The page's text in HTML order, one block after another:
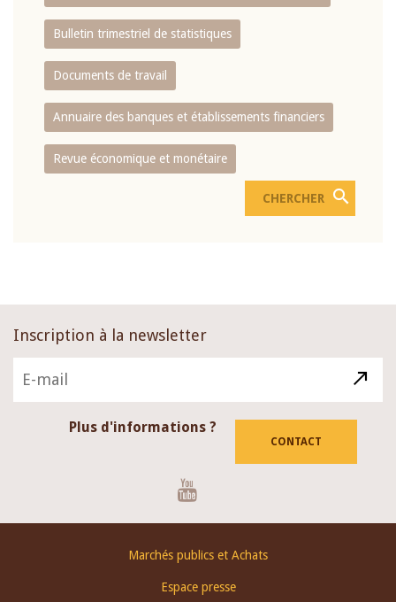
Bulletin trimestriel de statistiques
Documents de travail
Annuaire des banques et établissements financiers
Revue économique et monétaire
Inscription à la newsletter
Plus d'informations ?
CONTACT
Marchés publics et Achats
Espace presse